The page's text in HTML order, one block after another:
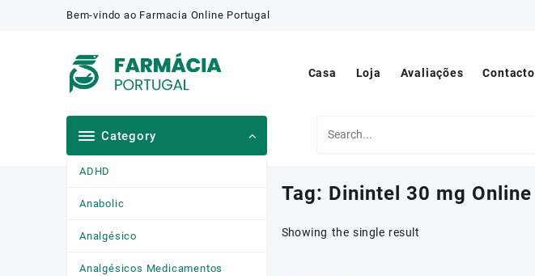
Bem-vindo ao Farmacia Online Portugal
Casa Loja Avaliações Contacto
Category
ADHD
Anabolic
Analgésico
Analgésicos Medicamentos
Tag: Dinintel 30 mg Online
Showing the single result